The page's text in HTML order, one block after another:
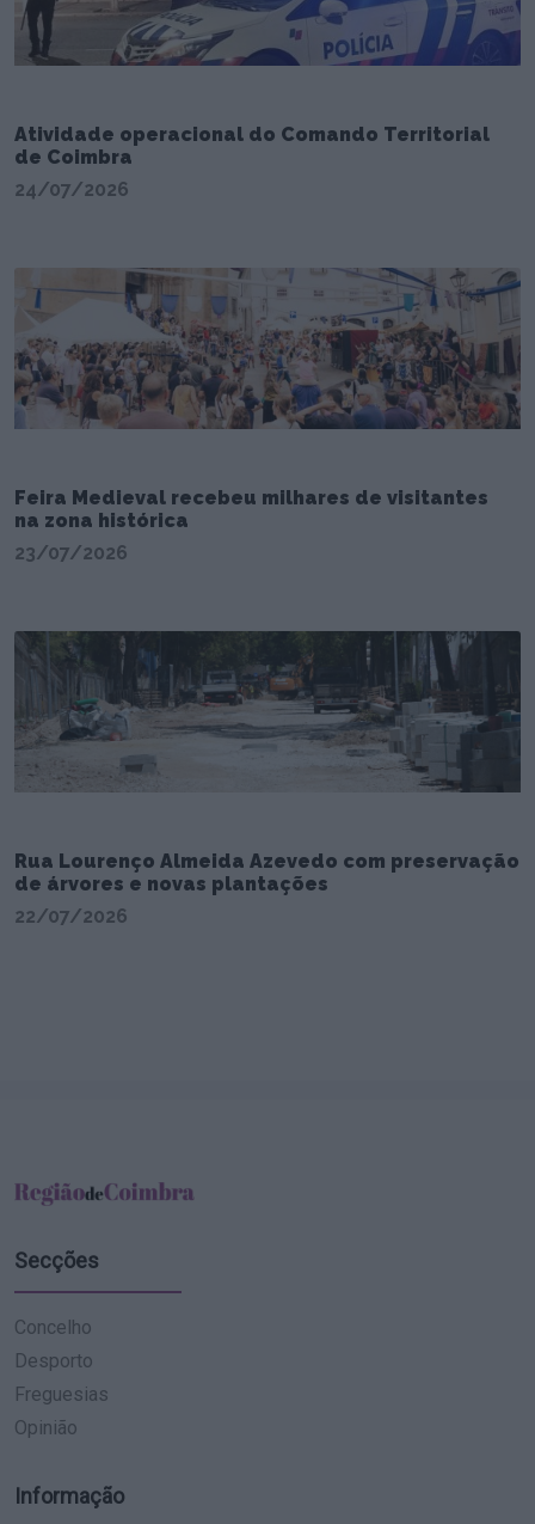
Atividade operacional do Comando Territorial
de Coimbra
24/07/2026
Feira Medieval recebeu milhares de visitantes
na zona histórica
23/07/2026
Rua Lourenço Almeida Azevedo com preservação
de árvores e novas plantações
22/07/2026
Secções
Concelho
Desporto
Freguesias
Opinião
Informação